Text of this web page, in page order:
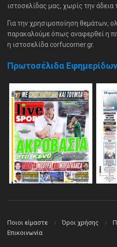
ιστοσελίδας μας, χωρίς την
Για την χρησιμοποίηση θεμάτων,
παρακαλούμε όπως αναφερθεί η
η ιστοσελίδα corfucorner.gr.
Πρωτοσέλιδα Εφημερίδων
Ποιοι είμαστε Όροι χρήσης
Επικοινωνία